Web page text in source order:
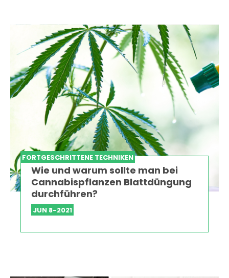
FORTGESCHRITTENE TECHNIKEN
Wie und warum sollte man bei
Cannabispflanzen Blattdüngung
durchführen?
JUN 8-2021